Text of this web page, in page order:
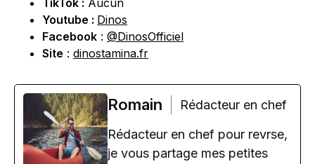
TikTok : Aucun
Youtube : Dinos
Facebook : @DinosOfficiel
Site : dinostamina.fr
Romain
Rédacteur en chef
Rédacteur en chef pour revrse,
je vous partage mes petites